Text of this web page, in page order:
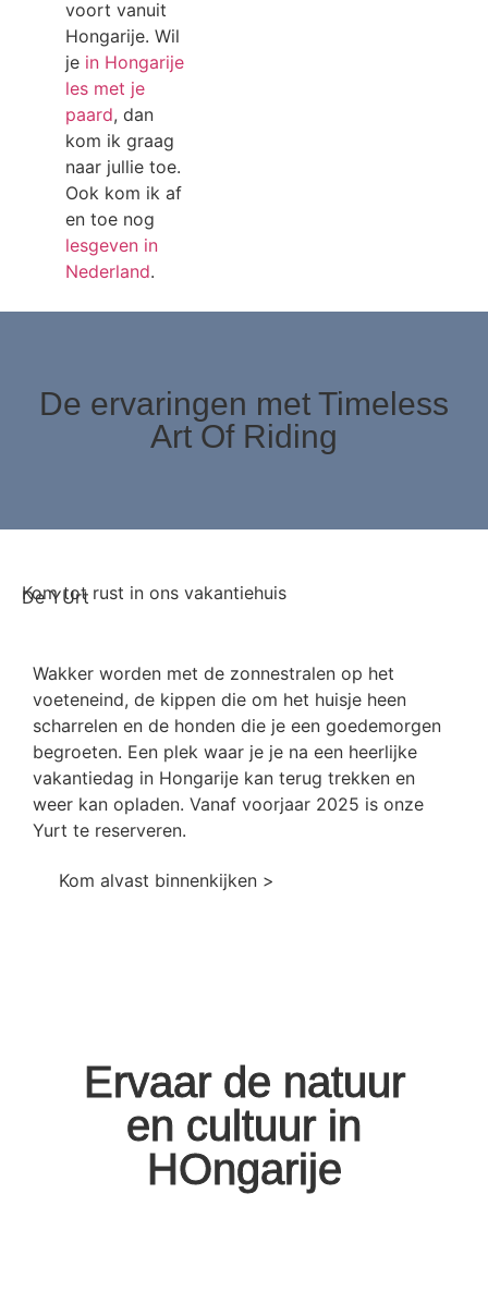
voort vanuit
Hongarije. Wil
je in Hongarije
les met je
paard, dan
kom ik graag
naar jullie toe.
Ook kom ik af
en toe nog
lesgeven in
Nederland.
De ervaringen met Timeless
Art Of Riding
Kom tot rust in ons vakantiehuis
De YUrt
Wakker worden met de zonnestralen op het
voeteneind, de kippen die om het huisje heen
scharrelen en de honden die je een goedemorgen
begroeten. Een plek waar je je na een heerlijke
vakantiedag in Hongarije kan terug trekken en
weer kan opladen. Vanaf voorjaar 2025 is onze
Yurt te reserveren.
Kom alvast binnenkijken >
Ervaar de natuur
en cultuur in
HOngarije